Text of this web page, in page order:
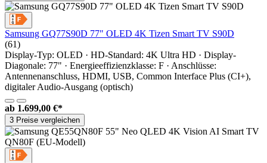
Samsung GQ77S90D 77" OLED 4K Tizen Smart TV S90D
(61)
Display-Typ: OLED · HD-Standard: 4K Ultra HD · Display-
Diagonale: 77" · Energieeffizienzklasse: F · Anschlüsse:
Antennenanschluss, HDMI, USB, Common Interface Plus (CI+),
digitaler Audio-Ausgang (optisch)
ab 1.699,00 €*
3 Preise vergleichen